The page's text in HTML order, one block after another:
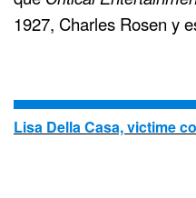
1927, Charles Rosen y
Lisa Della Casa, victime